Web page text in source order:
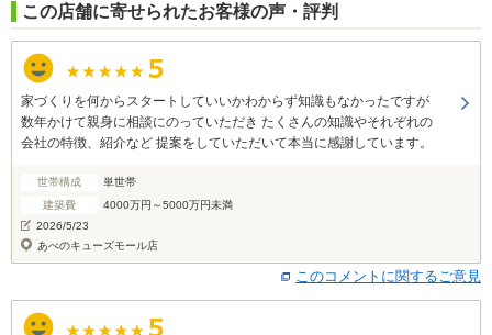
この店舗に寄せられたお客様の声・評判
家づくりを何からスタートしていいかわからず知識もなかったですが
数年かけて親身に相談にのっていただき たくさんの知識やそれぞれの
会社の特徴、紹介など 提案をしていただいて本当に感謝しています。
世帯構成
単世帯
建築費
4000万円～5000万円未満
2026/5/23
あべのキューズモール店
このコメントに関するご意見